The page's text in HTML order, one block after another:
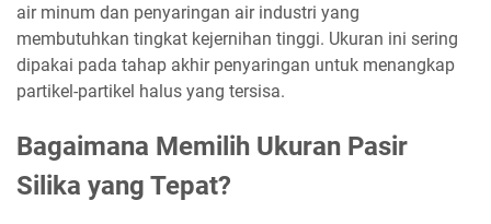
air minum dan penyaringan air industri yang
membutuhkan tingkat kejernihan tinggi. Ukuran ini sering
dipakai pada tahap akhir penyaringan untuk menangkap
partikel-partikel halus yang tersisa.
Bagaimana Memilih Ukuran Pasir
Silika yang Tepat?